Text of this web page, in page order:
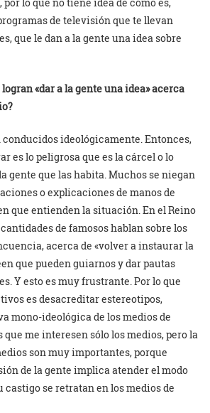
de televisión que te llevan
que le dan a la gente una idea sobre
«dar a la gente una idea» acerca
conducidos ideológicamente. Entonces,
es lo peligrosa que es la cárcel o lo
gente que las habita. Muchos se niegan
o explicaciones de manos de
que entienden la situación. En el Reino
de famosos hablan sobre los
acerca de «volver a instaurar la
que pueden guiarnos y dar pautas
Y esto es muy frustrante. Por lo que
es desacreditar estereotipos,
mono-ideológica de los medios de
me interesen sólo los medios, pero la
son muy importantes, porque
de la gente implica atender el modo
castigo se retratan en los medios de